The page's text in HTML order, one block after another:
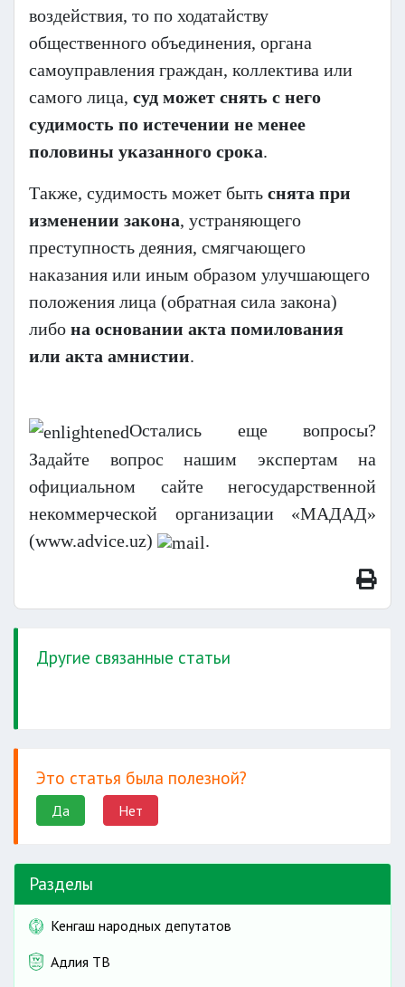
воздействия, то по ходатайству
общественного объединения, органа
самоуправления граждан, коллектива или
самого лица, суд может снять с него
судимость по истечении не менее
половины указанного срока.
Также, судимость может быть снята при
изменении закона, устраняющего
преступность деяния, смягчающего
наказания или иным образом улучшающего
положения лица (обратная сила закона)
либо на основании акта помилования
или акта амнистии.
Остались еще вопросы?
Задайте вопрос нашим экспертам на
официальном сайте негосударственной
некоммерческой организации «МАДАД»
(www.advice.uz) .
Другие связанные статьи
Это статья была полезной?
Да Нет
Разделы
Кенгаш народных депутатов
Адлия ТВ